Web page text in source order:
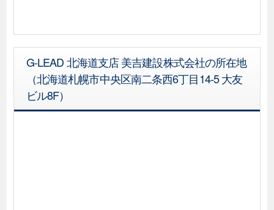
G-LEAD 北海道支店 美吉建設株式会社の所在地
（北海道札幌市中央区南二条西6丁目14-5 大友
ビル8F）